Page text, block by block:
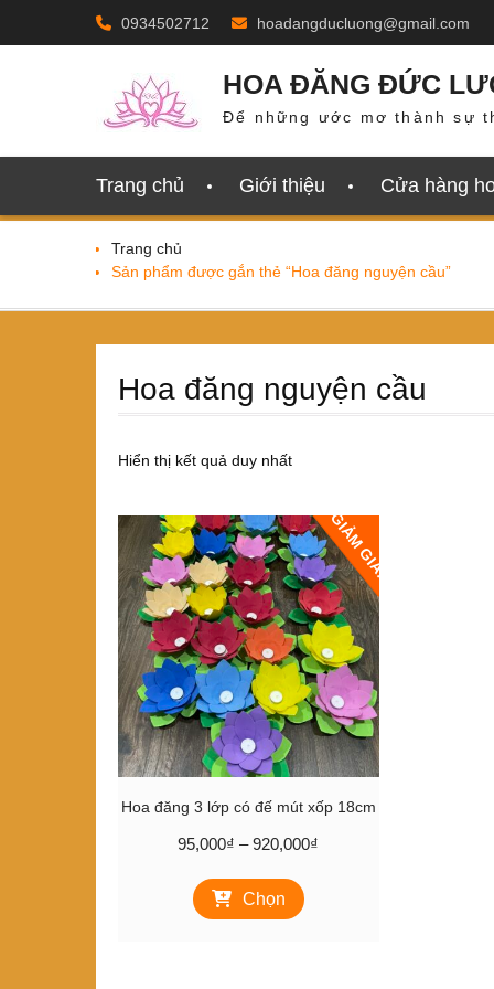
0934502712 hoadangducluong@gmail.com
HOA ĐĂNG ĐỨC
Để những ước mơ thành sự
Trang chủ Giới thiệu Cửa hàng
Trang chủ
Sản phẩm được gắn thẻ “Hoa đăng nguyện cầu”
Hoa đăng nguyện cầu
Hiển thị kết quả duy nhất
GIẢM GIÁ!
Hoa đăng 3 lớp có đế mút xốp 18cm
95,000₫ – 920,000₫
Chọn
phẩm